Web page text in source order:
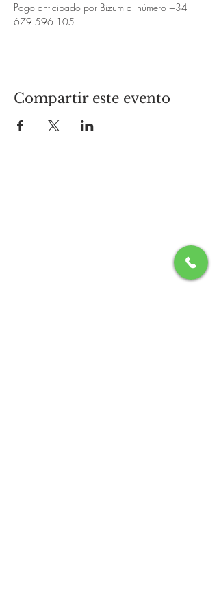
Pago anticipado por Bizum al número +34
679 596 105
Compartir este evento